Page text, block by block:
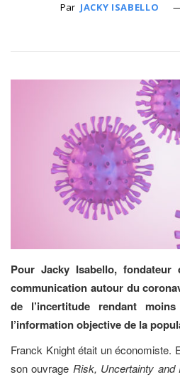
Par JACKY ISABELLO
Pour Jacky Isabello, fondateur
communication autour du
de l’incertitude rendant
l’information objective de la
Franck Knight était un économiste.
son ouvrage Risk, Uncertainty and